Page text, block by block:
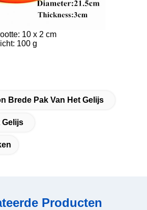
10 x 2 cm
100 g
Brede Pak Van Het Gelijs
Gelijs
Producten